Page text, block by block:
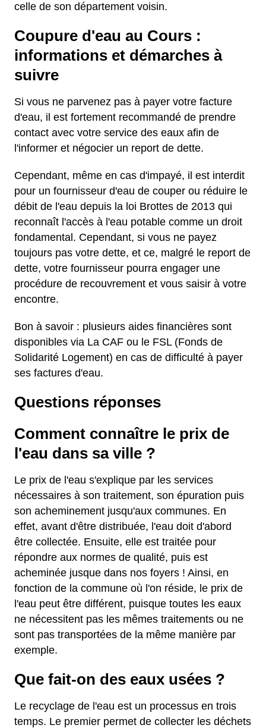
celle de son département voisin.
Coupure d'eau au Cours :
informations et démarches à
suivre
Si vous ne parvenez pas à payer votre facture
d'eau, il est fortement recommandé de prendre
contact avec votre service des eaux afin de
l'informer et négocier un report de dette.
Cependant, même en cas d'impayé, il est interdit
pour un fournisseur d'eau de couper ou réduire le
débit de l'eau depuis la loi Brottes de 2013 qui
reconnaît l'accès à l'eau potable comme un droit
fondamental. Cependant, si vous ne payez
toujours pas votre dette, et ce, malgré le report de
dette, votre fournisseur pourra engager une
procédure de recouvrement et vous saisir à votre
encontre.
Bon à savoir : plusieurs aides financières sont
disponibles via La CAF ou le FSL (Fonds de
Solidarité Logement) en cas de difficulté à payer
ses factures d'eau.
Questions réponses
Comment connaître le prix de
l'eau dans sa ville ?
Le prix de l'eau s'explique par les services
nécessaires à son traitement, son épuration puis
son acheminement jusqu'aux communes. En
effet, avant d'être distribuée, l'eau doit d'abord
être collectée. Ensuite, elle est traitée pour
répondre aux normes de qualité, puis est
acheminée jusque dans nos foyers ! Ainsi, en
fonction de la commune où l'on réside, le prix de
l'eau peut être différent, puisque toutes les eaux
ne nécessitent pas les mêmes traitements ou ne
sont pas transportées de la même manière par
exemple.
Que fait-on des eaux usées ?
Le recyclage de l'eau est un processus en trois
temps. Le premier permet de collecter les déchets